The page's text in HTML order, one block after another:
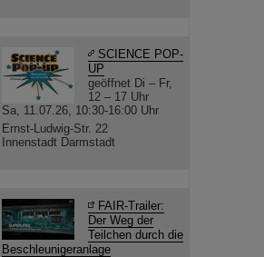
SCIENCE POP-
UP
geöffnet Di – Fr,
12 – 17 Uhr
Sa, 11.07.26, 10:30-16:00 Uhr
Ernst-Ludwig-Str. 22
Innenstadt Darmstadt
FAIR-Trailer:
Der Weg der
Teilchen durch die
Beschleunigeranlage